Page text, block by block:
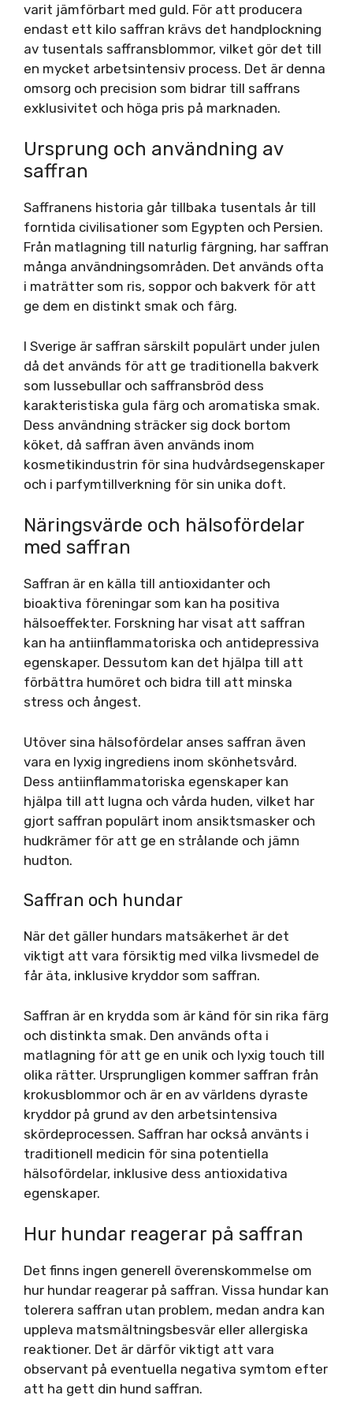
varit jämförbart med guld. För att producera
endast ett kilo saffran krävs det handplockning
av tusentals saffransblommor, vilket gör det till
en mycket arbetsintensiv process. Det är denna
omsorg och precision som bidrar till saffrans
exklusivitet och höga pris på marknaden.
Ursprung och användning av
saffran
Saffranens historia går tillbaka tusentals år till
forntida civilisationer som Egypten och Persien.
Från matlagning till naturlig färgning, har saffran
många användningsområden. Det används ofta
i maträtter som ris, soppor och bakverk för att
ge dem en distinkt smak och färg.
I Sverige är saffran särskilt populärt under julen
då det används för att ge traditionella bakverk
som lussebullar och saffransbröd dess
karakteristiska gula färg och aromatiska smak.
Dess användning sträcker sig dock bortom
köket, då saffran även används inom
kosmetikindustrin för sina hudvårdsegenskaper
och i parfymtillverkning för sin unika doft.
Näringsvärde och hälsofördelar
med saffran
Saffran är en källa till antioxidanter och
bioaktiva föreningar som kan ha positiva
hälsoeffekter. Forskning har visat att saffran
kan ha antiinflammatoriska och antidepressiva
egenskaper. Dessutom kan det hjälpa till att
förbättra humöret och bidra till att minska
stress och ångest.
Utöver sina hälsofördelar anses saffran även
vara en lyxig ingrediens inom skönhetsvård.
Dess antiinflammatoriska egenskaper kan
hjälpa till att lugna och vårda huden, vilket har
gjort saffran populärt inom ansiktsmasker och
hudkrämer för att ge en strålande och jämn
hudton.
Saffran och hundar
När det gäller hundars matsäkerhet är det
viktigt att vara försiktig med vilka livsmedel de
får äta, inklusive kryddor som saffran.
Saffran är en krydda som är känd för sin rika färg
och distinkta smak. Den används ofta i
matlagning för att ge en unik och lyxig touch till
olika rätter. Ursprungligen kommer saffran från
krokusblommor och är en av världens dyraste
kryddor på grund av den arbetsintensiva
skördeprocessen. Saffran har också använts i
traditionell medicin för sina potentiella
hälsofördelar, inklusive dess antioxidativa
egenskaper.
Hur hundar reagerar på saffran
Det finns ingen generell överenskommelse om
hur hundar reagerar på saffran. Vissa hundar kan
tolerera saffran utan problem, medan andra kan
uppleva matsmältningsbesvär eller allergiska
reaktioner. Det är därför viktigt att vara
observant på eventuella negativa symtom efter
att ha gett din hund saffran.